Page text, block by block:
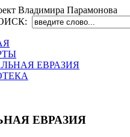
Владимира Парамонова
ЕВРАЗИЯ
ЕВРАЗИЯ